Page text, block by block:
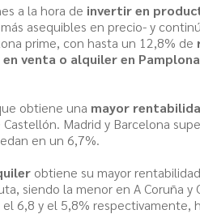
a la hora de invertir en
asequibles en precio- y
prime, con hasta un 12,8% de
venta o alquiler en Pamplona
obtiene una mayor
Madrid y Barcelona
en un 6,7%.
obtiene su mayor
siendo la menor en A Coruña
6,8 y el 5,8% respectivamente,